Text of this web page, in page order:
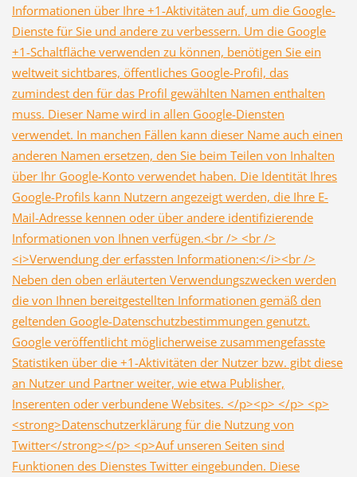
Informationen über Ihre +1-Aktivitäten auf, um die Google-
Dienste für Sie und andere zu verbessern. Um die Google
+1-Schaltfläche verwenden zu können, benötigen Sie ein
weltweit sichtbares, öffentliches Google-Profil, das
zumindest den für das Profil gewählten Namen enthalten
muss. Dieser Name wird in allen Google-Diensten
verwendet. In manchen Fällen kann dieser Name auch einen
anderen Namen ersetzen, den Sie beim Teilen von Inhalten
über Ihr Google-Konto verwendet haben. Die Identität Ihres
Google-Profils kann Nutzern angezeigt werden, die Ihre E-
Mail-Adresse kennen oder über andere identifizierende
Informationen von Ihnen verfügen.<br /> <br />
<i>Verwendung der erfassten Informationen:</i><br />
Neben den oben erläuterten Verwendungszwecken werden
die von Ihnen bereitgestellten Informationen gemäß den
geltenden Google-Datenschutzbestimmungen genutzt.
Google veröffentlicht möglicherweise zusammengefasste
Statistiken über die +1-Aktivitäten der Nutzer bzw. gibt diese
an Nutzer und Partner weiter, wie etwa Publisher,
Inserenten oder verbundene Websites. </p><p> </p> <p>
<strong>Datenschutzerklärung für die Nutzung von
Twitter</strong></p> <p>Auf unseren Seiten sind
Funktionen des Dienstes Twitter eingebunden. Diese